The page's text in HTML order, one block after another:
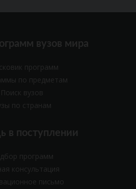
вузов мира
программ
по предметам
Поиск вузов
по странам
в поступлении
программ
консультация
письмо